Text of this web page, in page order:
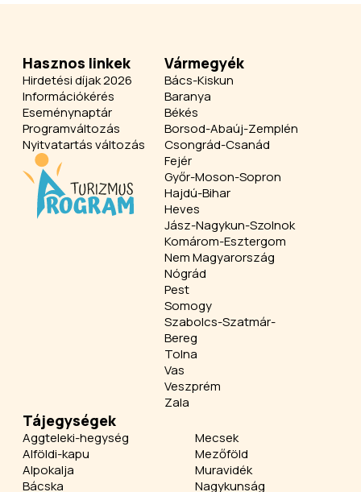
Hasznos linkek
Hirdetési díjak 2026
Információkérés
Eseménynaptár
Programváltozás
Nyitvatartás változás
Vármegyék
Bács-Kiskun
Baranya
Békés
Borsod-Abaúj-Zemplén
Csongrád-Csanád
Fejér
Győr-Moson-Sopron
Hajdú-Bihar
Heves
Jász-Nagykun-Szolnok
Komárom-Esztergom
Nem Magyarország
Nógrád
Pest
Somogy
Szabolcs-Szatmár-
Bereg
Tolna
Vas
Veszprém
Zala
Tájegységek
Aggteleki-hegység
Alföldi-kapu
Alpokalja
Bácska
Mecsek
Mezőföld
Muravidék
Nagykunság